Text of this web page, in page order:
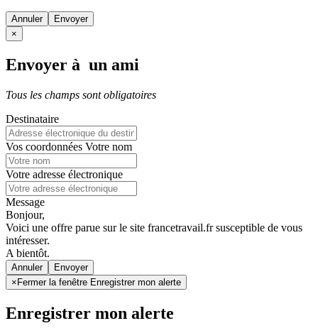
Annuler
×
Envoyer à un ami
Tous les champs sont obligatoires
Destinataire
Vos coordonnées Votre nom
Votre adresse électronique
Message
Bonjour,
Voici une offre parue sur le site francetravail.fr susceptible de vous
intéresser.
A bientôt.
Annuler
× Fermer la fenêtre Enregistrer mon alerte
Enregistrer mon alerte